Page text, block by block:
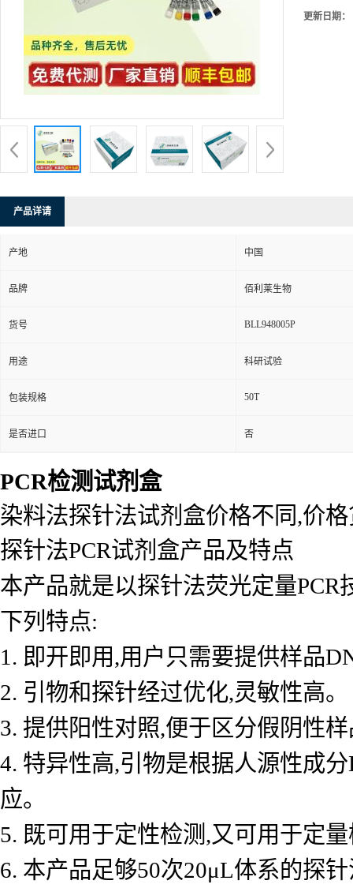
更新日期：
产品详请
产地 中国
品牌 佰利莱生物
货号 BLL948005P
用途 科研试验
包装规格 50T
是否进口 否
PCR检测试剂盒
染料法探针法试剂盒价格不同,价
探针法PCR试剂盒产品及特点
本产品就是以探针法荧光定量
下列特点:
1. 即开即用,用户只需要提供样品
2. 引物和探针经过优化,灵敏性高。
3. 提供阳性对照,便于区分假阴性
4. 特异性高,引物是根据人源性成
应。
5. 既可用于定性检测,又可用于定
6. 本产品足够50次20μL体系的探